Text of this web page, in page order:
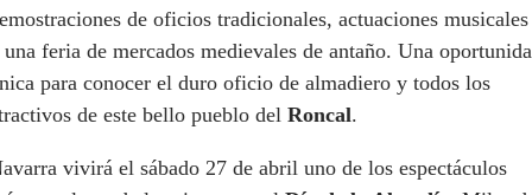
de oficios tradicionales, actuaciones musicales
feria de mercados medievales de antaño. Una
para conocer el duro oficio de almadiero y todos los
de este bello pueblo del Roncal.
vivirá el sábado 27 de abril uno de los espectáculos